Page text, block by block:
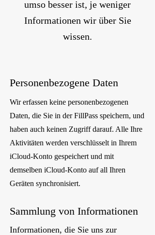
umso besser ist, je weniger
Informationen wir über Sie
wissen.
Personenbezogene Daten
Wir erfassen keine personenbezogenen
Daten, die Sie in der FillPass speichern, und
haben auch keinen Zugriff darauf. Alle Ihre
Aktivitäten werden verschlüsselt in Ihrem
iCloud-Konto gespeichert und mit
demselben iCloud-Konto auf all Ihren
Geräten synchronisiert.
Sammlung von Informationen
Informationen, die Sie uns zur